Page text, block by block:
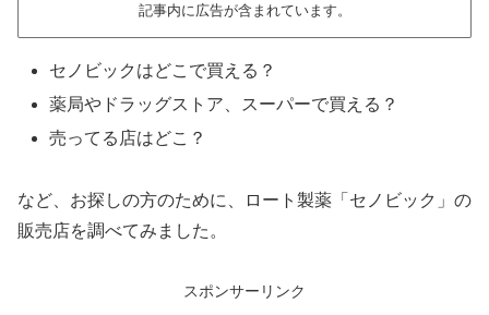
記事内に広告が含まれています。
セノビックはどこで買える？
薬局やドラッグストア、スーパーで買える？
売ってる店はどこ？
など、お探しの方のために、ロート製薬「セノビック」の
販売店を調べてみました。
スポンサーリンク